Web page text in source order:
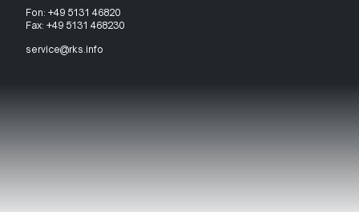
Fon: +49 5131 46820
Fax: +49 5131 468230
service@rks.info